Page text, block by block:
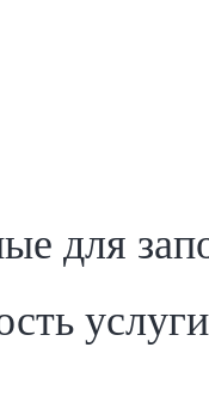
для
услуги